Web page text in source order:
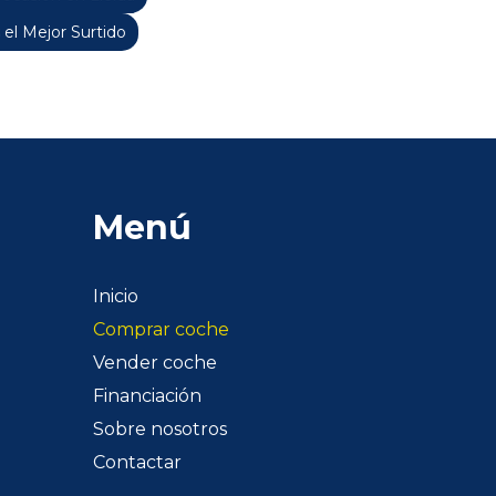
Mejor Surtido
Menú
Inicio
Comprar coche
Vender coche
Financiación
Sobre nosotros
Contactar